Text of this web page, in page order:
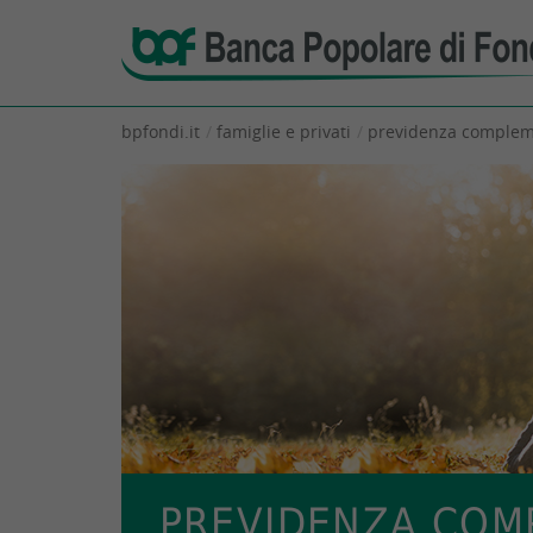
bpfondi.it famiglie e privati previdenza
PREVIDENZA